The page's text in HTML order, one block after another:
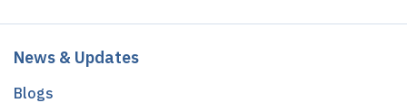
News & Updates
Blogs